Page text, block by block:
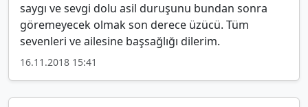
saygı ve sevgi dolu asil duruşunu bundan sonra
göremeyecek olmak son derece üzücü. Tüm
sevenleri ve ailesine başsağlığı dilerim.
16.11.2018 15:41